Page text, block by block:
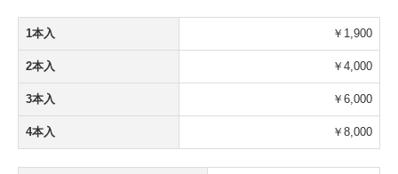
1本入 ￥1,900
2本入 ￥4,000
3本入 ￥6,000
4本入 ￥8,000